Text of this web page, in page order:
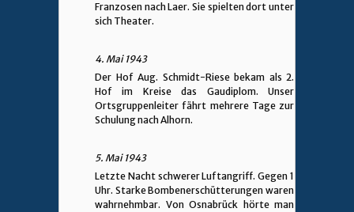
Franzosen nach Laer. Sie spielten dort unter
sich Theater.
4. Mai 1943
Der Hof Aug. Schmidt-Riese bekam als 2.
Hof im Kreise das Gaudiplom. Unser
Ortsgruppenleiter fährt mehrere Tage zur
Schulung nach Alhorn.
5. Mai 1943
Letzte Nacht schwerer Luftangriff. Gegen 1
Uhr. Starke Bombenerschütterungen waren
wahrnehmbar. Von Osnabrück hörte man